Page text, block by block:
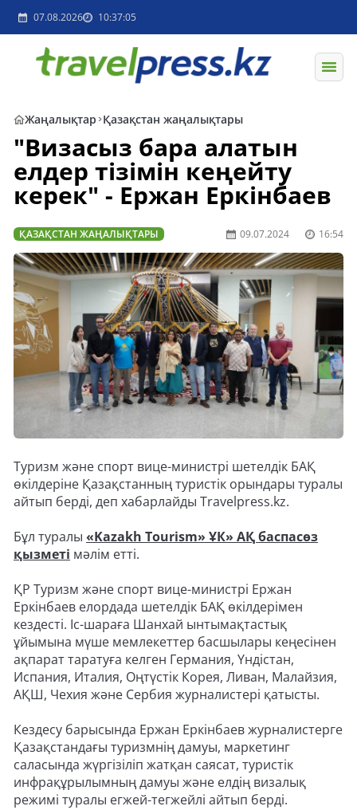
07.08.2026 10:37:05
Жаңалықтар Қазақстан жаңалықтары
"Визасыз бара алатын
елдер тізімін кеңейту
керек" - Ержан Еркінбаев
ҚАЗАҚСТАН ЖАҢАЛЫҚТАРЫ 09.07.2024 16:54
Туризм және спорт вице-министрі шетелдік БАҚ
өкілдеріне Қазақстанның туристік орындары туралы
айтып берді, деп хабарлайды Travelpress.kz.
Бұл туралы «Kazakh Tourism» ҰК» АҚ баспасөз
қызметі мәлім етті.
ҚР Туризм және спорт вице-министрі Ержан
Еркінбаев елордада шетелдік БАҚ өкілдерімен
кездесті. Іс-шараға Шанхай ынтымақтастық
ұйымына мүше мемлекеттер басшылары кеңесінен
ақпарат таратуға келген Германия, Үндістан,
Испания, Италия, Оңтүстік Корея, Ливан, Малайзия,
АҚШ, Чехия және Сербия журналистері қатысты.
Кездесу барысында Ержан Еркінбаев журналистерге
Қазақстандағы туризмнің дамуы, маркетинг
саласында жүргізіліп жатқан саясат, туристік
инфрақұрылымның дамуы және елдің визалық
режимі туралы егжей-тегжейлі айтып берді.